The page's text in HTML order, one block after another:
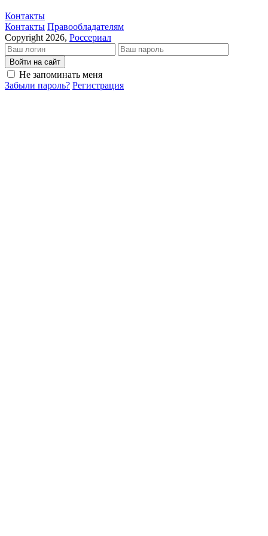
Контакты
Кон­так­ты Пра­во­об­ла­да­те­лям
Copyright 2026, Россериал
Войти на сайт
Не запоминать меня
Забыли пароль? Регистрация